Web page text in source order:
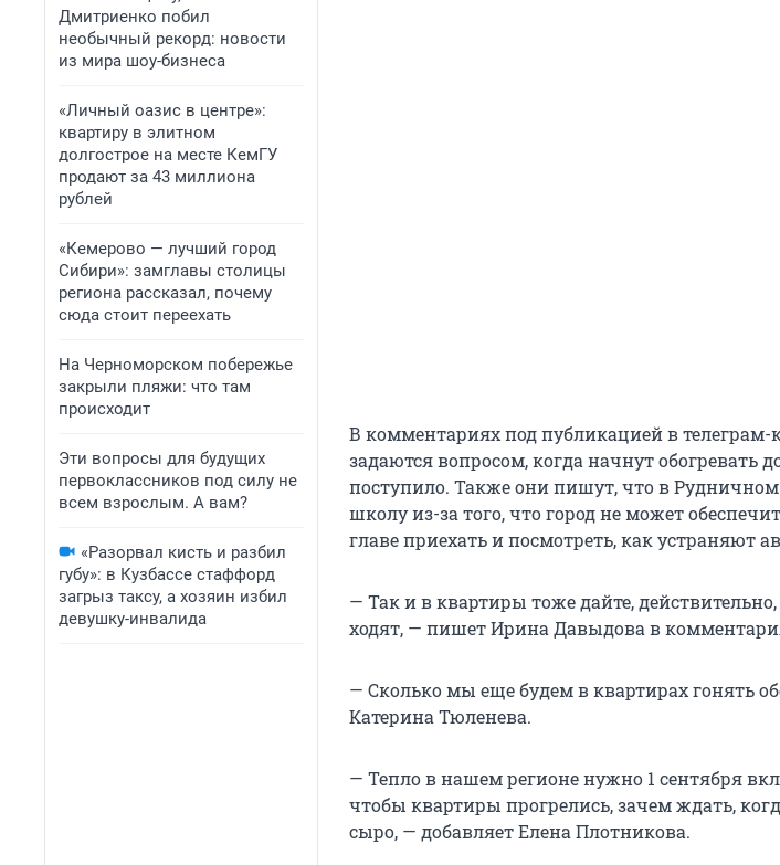
Дмитриенко побил
необычный рекорд: новости
из мира шоу-бизнеса
«Личный оазис в центре»:
квартиру в элитном
долгострое на месте КемГУ
продают за 43 миллиона
рублей
«Кемерово — лучший город
Сибири»: замглавы столицы
региона рассказал, почему
сюда стоит переехать
На Черноморском побережье
закрыли пляжи: что там
происходит
Эти вопросы для будущих
первоклассников под силу не
всем взрослым. А вам?
«Разорвал кисть и разбил
губу»: в Кузбассе стаффорд
загрыз таксу, а хозяин избил
девушку-инвалида
В комментариях под публикацией в телеграм-
задаются вопросом, когда начнут обогревать
поступило. Также они пишут, что в Рудничном
школу из-за того, что город не может
главе приехать и посмотреть, как устраняют
— Так и в квартиры тоже дайте,
ходят, — пишет Ирина Давыдова в
— Сколько мы еще будем в квартирах гонять
Катерина Тюленева.
— Тепло в нашем регионе нужно 1 сентября
чтобы квартиры прогрелись, зачем ждать,
сыро, — добавляет Елена Плотникова.